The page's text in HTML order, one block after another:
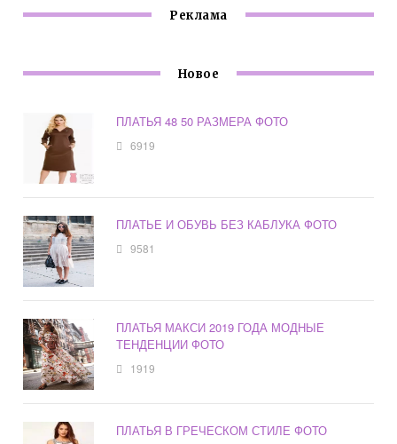
Реклама
Новое
ПЛАТЬЯ 48 50 РАЗМЕРА ФОТО
6919
ПЛАТЬЕ И ОБУВЬ БЕЗ КАБЛУКА ФОТО
9581
ПЛАТЬЯ МАКСИ 2019 ГОДА МОДНЫЕ
ТЕНДЕНЦИИ ФОТО
1919
ПЛАТЬЯ В ГРЕЧЕСКОМ СТИЛЕ ФОТО